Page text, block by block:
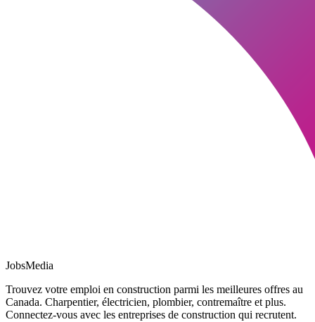
JobsMedia
Trouvez votre emploi en construction parmi les meilleures offres au
Canada. Charpentier, électricien, plombier, contremaître et plus.
Connectez-vous avec les entreprises de construction qui recrutent.